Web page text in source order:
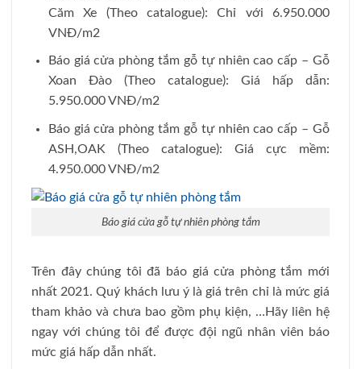
Căm Xe (Theo catalogue): Chỉ với 6.950.000
VNĐ/m2
Báo giá cửa phòng tắm gỗ tự nhiên cao cấp – Gỗ
Xoan Đào (Theo catalogue): Giá hấp dẫn:
5.950.000 VNĐ/m2
Báo giá cửa phòng tắm gỗ tự nhiên cao cấp – Gỗ
ASH,OAK (Theo catalogue): Giá cực mềm:
4.950.000 VNĐ/m2
Báo giá cửa gỗ tự nhiên phòng tắm
Trên đây chúng tôi đã báo giá cửa phòng tắm mới
nhất 2021. Quý khách lưu ý là giá trên chỉ là mức giá
tham khảo và chưa bao gồm phụ kiện, …Hãy liên hệ
ngay với chúng tôi để được đội ngũ nhân viên báo
mức giá hấp dẫn nhất.